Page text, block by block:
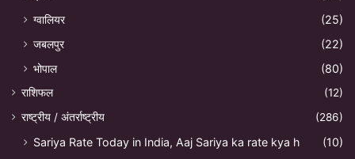
ग्वालियर
(25)
जबलपुर
(22)
भोपाल
(80)
राशिफल
(12)
राष्ट्रीय / अंतर्राष्ट्रीय
(286)
Sariya Rate Today in India, Aaj Sariya ka rate kya h (10)